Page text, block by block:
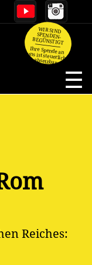
WIR SIND
SPENDEN-
BEGÜNSTIGT
Ihre Spende an
uns ist steuerlich
absetzbar.
Reiches: